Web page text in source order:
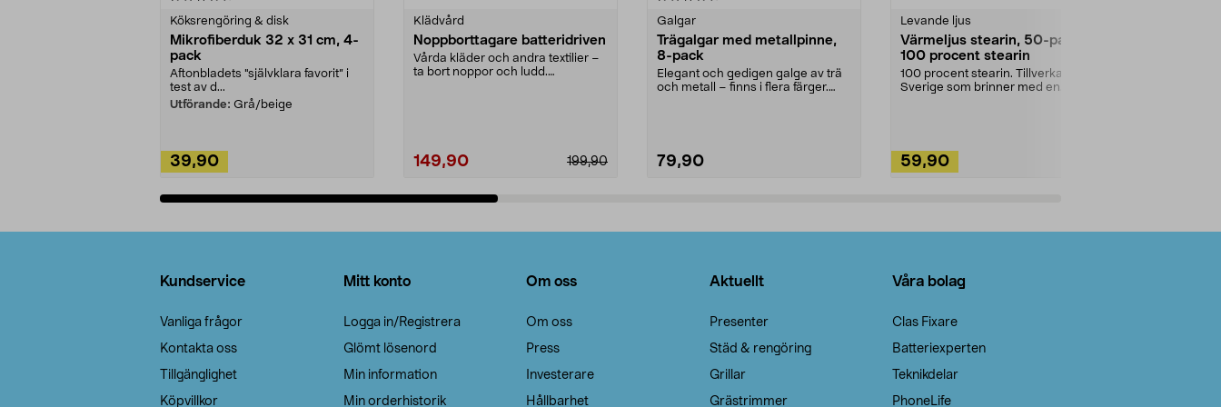
Köksrengöring & disk
Mikrofiberduk 32 x 31 cm, 4-
pack
Aftonbladets "självklara favorit” i
test av d...
Utförande: Grå/beige
39,90
Klädvård
Noppborttagare batteridriven
Vårda kläder och andra textilier –
ta bort noppor och ludd.
199,90
149,90
Galgar
Trägalgar med metallpinne,
8-pack
Elegant och gedigen galge av trä
och metall – finns i flera färger.
79,90
Levande ljus
Värmeljus stearin, 50-pack,
100 procent stearin
100 procent stearin. Tillverkade i
Sverige som brinner med en
59,90
Kundservice
Vanliga frågor
Kontakta oss
Tillgänglighet
Köpvillkor
Mitt konto
Logga in/Registrera
Glömt lösenord
Min information
Min orderhistorik
Om oss
Om oss
Press
Investerare
Hållbarhet
Aktuellt
Presenter
Städ & rengöring
Grillar
Grästrimmer
Våra bolag
Clas Fixare
Batteriexperten
Teknikdelar
PhoneLife